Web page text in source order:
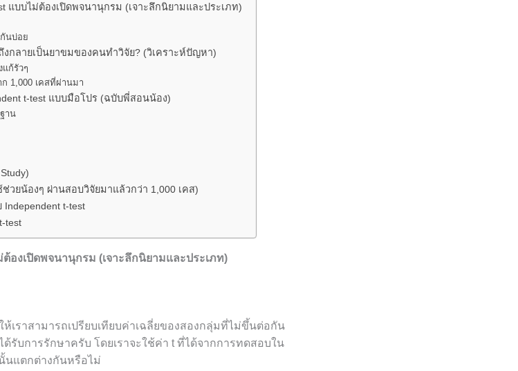
แบบไม่ต้องเปิดพจนานุกรม (เจาะลึกนิยามและประเภท)
นบ่อย
งกลายเป็นยาขมของคนทำวิจัย? (วิเคราะห์ปัญหา)
ก้รัวๆ
1,000 เคสที่ผ่านมา
t-test แบบมือโปร (ฉบับพี่สอนน้อง)
าน
วยน้องๆ ผ่านสอบวิจัยมาแล้วกว่า 1,000 เคส)
t-test
test
องเปิดพจนานุกรม (เจาะลึกนิยามและประเภท)
ห้เราสามารถเปรียบเทียบค่าเฉลี่ยของสองกลุ่มที่ไม่ขึ้นต่อกัน
รับการรักษาครับ โดยเราจะใช้ค่า t ที่ได้จากการทดสอบใน
นแตกต่างกันหรือไม่